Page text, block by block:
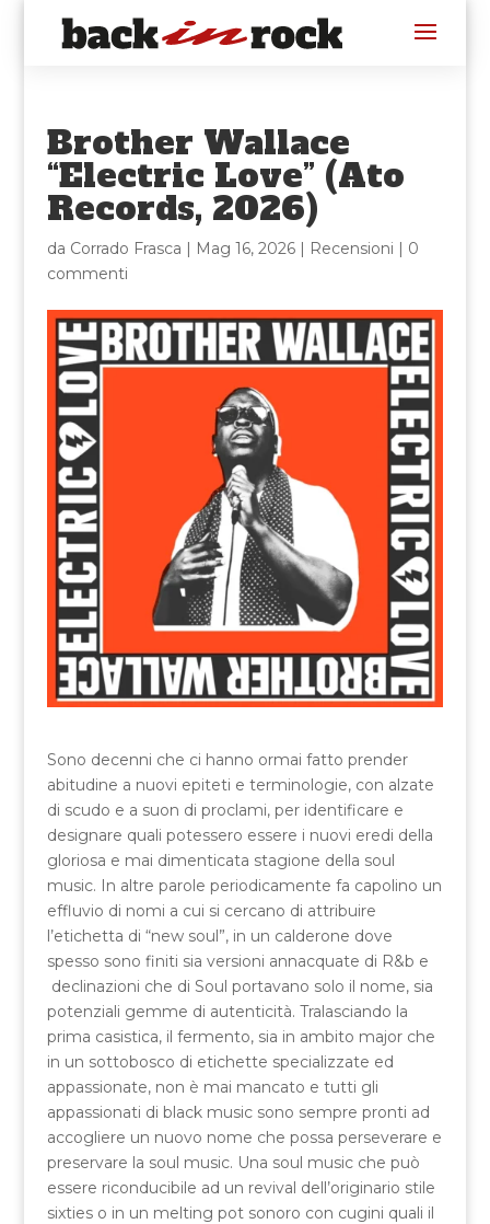
Brother Wallace
“Electric Love” (Ato
Records, 2026)
da Corrado Frasca | Mag 16, 2026| Recensioni | 0
commenti
Sono decenni che ci hanno ormai fatto prender
abitudine a nuovi epiteti e terminologie, con alzate
di scudo e a suon di proclami, per identificare e
designare quali potessero essere i nuovi eredi della
gloriosa e mai dimenticata stagione della soul
music. In altre parole periodicamente fa capolino un
effluvio di nomi a cui si cercano di attribuire
l’etichetta di “new soul”, in un calderone dove
spesso sono finiti sia versioni annacquate di R&b e
declinazioni che di Soul portavano solo il nome, sia
potenziali gemme di autenticità. Tralasciando la
prima casistica, il fermento, sia in ambito major che
in un sottobosco di etichette specializzate ed
appassionate, non è mai mancato e tutti gli
appassionati di black music sono sempre pronti ad
accogliere un nuovo nome che possa perseverare e
preservare la soul music. Una soul music che può
essere riconducibile ad un revival dell’originario stile
sixties o in un melting pot sonoro con cugini quali il